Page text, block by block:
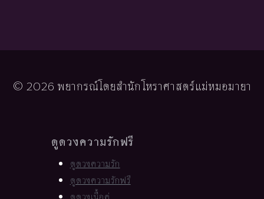
© 2026 พยากรณ์โดยสำนักโหราศาสตร์แม่หมอมายา
ดูดวงความรักฟรี
ดูดวงความรัก
ดูดวงความรักฟรี